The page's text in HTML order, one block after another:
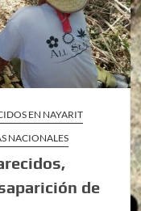
EN NAYARIT
NACIONALES
de